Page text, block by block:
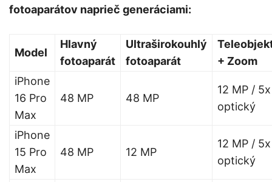
fotoaparátov naprieč generáciami:
Model
Hlavný
fotoaparát
Ultraširokouhlý
fotoaparát
+ Zoom
iPhone
16 Pro
Max
48 MP 48 MP
12 MP / 5x
optický
iPhone
15 Pro
Max
48 MP 12 MP
12 MP / 5x
optický